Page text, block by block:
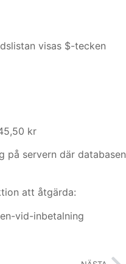
visas $-tecken
kr
på servern där databasen
att åtgärda:
vid-inbetalning